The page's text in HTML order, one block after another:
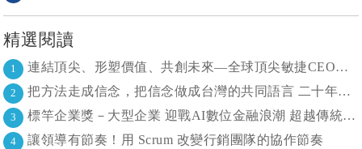
精選閱讀
1 連結頂尖、形塑價值、共創未來—全球頂尖敏捷CEO聯誼會成立
2 把方法走成信念，把信念做成台灣的共同語言 二十年志業，陪伴台灣走過專案管理與敏捷轉型
3 標竿企業獎－大型企業 迎戰AI數位金融浪潮 超越傳統的組織再定義
4 讓領導有節奏！用 Scrum 改變行銷團隊的協作節奏